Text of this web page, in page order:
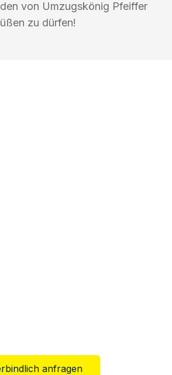
von Umzugskönig Pfeiffer
zu dürfen!
anfragen